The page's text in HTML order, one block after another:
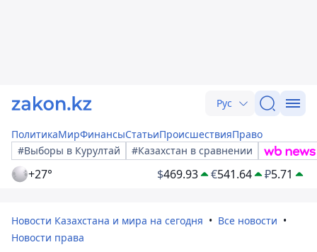
Рус
ПолитикаМирФинансыСтатьиПроисшествияПраво
#Выборы в Курултай
#Казахстан в сравнении
+27° $469.93 €541.64 ₽5.71
Новости Казахстана и мира на сегодня
Все новости
Новости права